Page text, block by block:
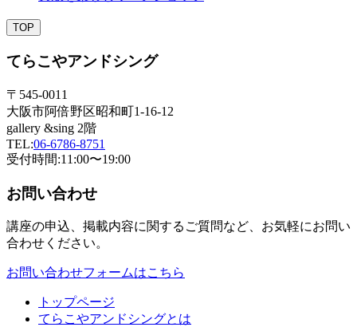
TOP
てらこやアンドシング
〒545-0011
大阪市阿倍野区昭和町1-16-12
gallery &sing 2階
TEL:06-6786-8751
受付時間:11:00〜19:00
お問い合わせ
講座の申込、掲載内容に関するご質問など、お気軽にお問い
合わせください。
お問い合わせフォームはこちら
トップページ
てらこやアンドシングとは